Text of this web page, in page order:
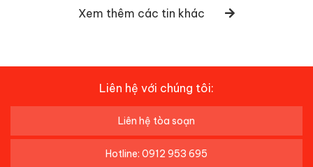
Xem thêm các tin khác
Liên hệ với chúng tôi:
Liên hệ tòa soạn
Hotline: 0912 953 695